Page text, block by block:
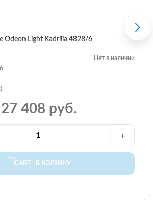
Odeon Light Kadrilia 4828/6
Нет в наличии
27 408 руб.
В КОРЗИНУ
+